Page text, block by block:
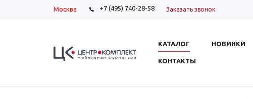
Москва +7 (495) 740-28-58 Заказать звонок
КАТАЛОГ НОВИНКИ
КОНТАКТЫ